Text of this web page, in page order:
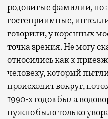
родовитые фамилии, но
гостеприимные,
говорили, у коренных
точка зрения. Не могу
относились как к
человеку, который
происходит вокруг,
1990-х годов была
нужно было только